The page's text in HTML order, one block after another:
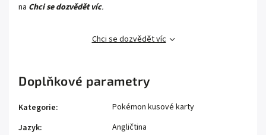
na Chci se dozvědět víc.
Chci se dozvědět víc
Doplňkové parametry
Kategorie:
Pokémon kusové karty
Jazyk:
Angličtina